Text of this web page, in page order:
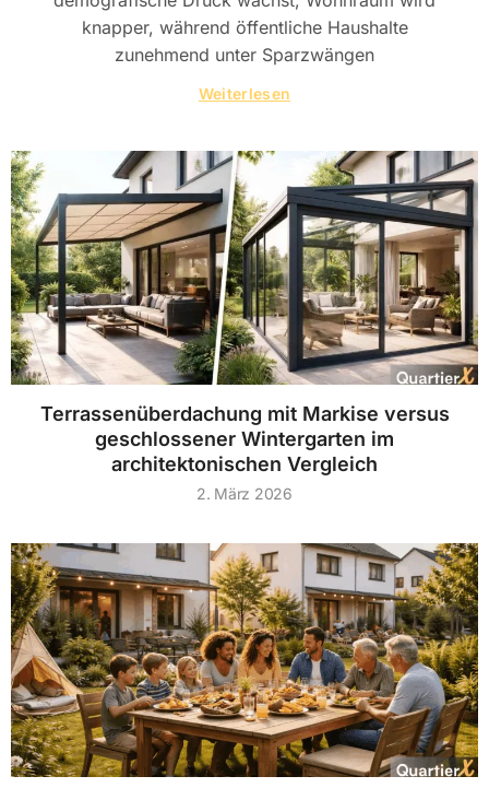
knapper, während öffentliche Haushalte
zunehmend unter Sparzwängen
Weiterlesen
Terrassenüberdachung mit Markise versus
geschlossener Wintergarten im
architektonischen Vergleich
2. März 2026